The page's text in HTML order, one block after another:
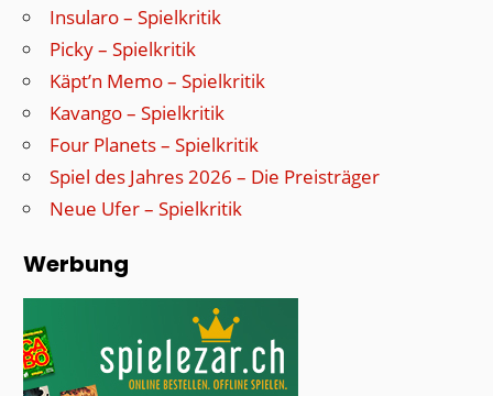
Insularo – Spielkritik
Picky – Spielkritik
Käpt’n Memo – Spielkritik
Kavango – Spielkritik
Four Planets – Spielkritik
Spiel des Jahres 2026 – Die Preisträger
Neue Ufer – Spielkritik
Werbung